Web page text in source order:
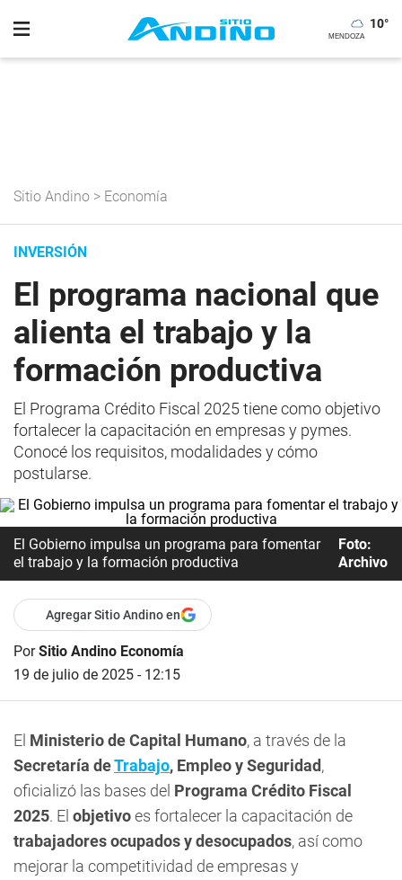
10°
Sitio Andino > Economía
INVERSIÓN
El programa nacional que
alienta el trabajo y la
formación productiva
El Programa Crédito Fiscal 2025 tiene como objetivo
fortalecer la capacitación en empresas y pymes.
Conocé los requisitos, modalidades y cómo
postularse.
El Gobierno impulsa un programa para fomentar
el trabajo y la formación productiva
Foto:
Archivo
Agregar Sitio Andino en
PorSitio Andino Economía
19 de julio de 2025 - 12:15
El Ministerio de Capital Humano, a través de la
Secretaría deTrabajo, Empleo y Seguridad,
oficializó las bases del Programa Crédito Fiscal
2025. El objetivoes fortalecer la capacitación de
trabajadores ocupados y desocupados, así como
mejorar la competitividad de empresas y